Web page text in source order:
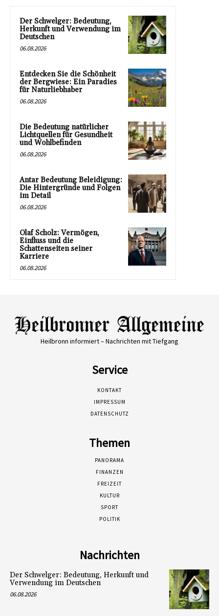
Der Schwelger: Bedeutung,
Herkunft und Verwendung im
Deutschen
06.08.2026
Entdecken Sie die Schönheit
der Bergwiese: Ein Paradies
für Naturliebhaber
06.08.2026
Die Bedeutung natürlicher
Lichtquellen für Gesundheit
und Wohlbefinden
06.08.2026
Antar Bedeutung Beleidigung:
Die Hintergründe und Folgen
im Detail
06.08.2026
Olaf Scholz: Vermögen,
Einfluss und die
Schattenseiten seiner
Karriere
06.08.2026
Heilbronn informiert – Nachrichten mit Tiefgang
Service
KONTAKT
IMPRESSUM
DATENSCHUTZ
Themen
PANORAMA
FINANZEN
FREIZEIT
KULTUR
SPORT
POLITIK
Nachrichten
Der Schwelger: Bedeutung, Herkunft und
Verwendung im Deutschen
06.08.2026